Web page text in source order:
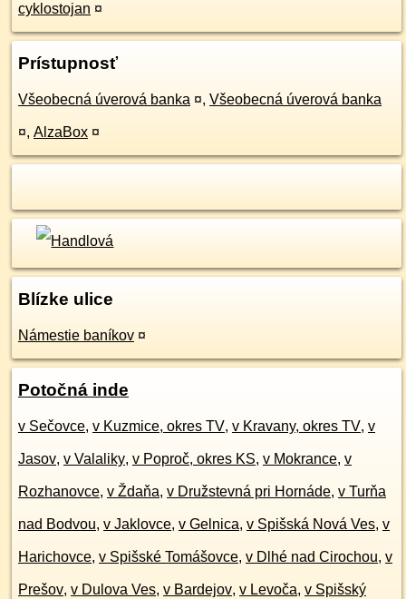
cyklostojan ¤
Prístupnosť
Všeobecná úverová banka ¤, Všeobecná úverová banka
¤, AlzaBox ¤
Blízke ulice
Námestie baníkov ¤
Potočná inde
v Sečovce, v Kuzmice, okres TV, v Kravany, okres TV, v
Jasov, v Valaliky, v Poproč, okres KS, v Mokrance, v
Rozhanovce, v Ždaňa, v Družstevná pri Hornáde, v Turňa
nad Bodvou, v Jaklovce, v Gelnica, v Spišská Nová Ves, v
Harichovce, v Spišské Tomášovce, v Dlhé nad Cirochou, v
Prešov, v Dulova Ves, v Bardejov, v Levoča, v Spišský